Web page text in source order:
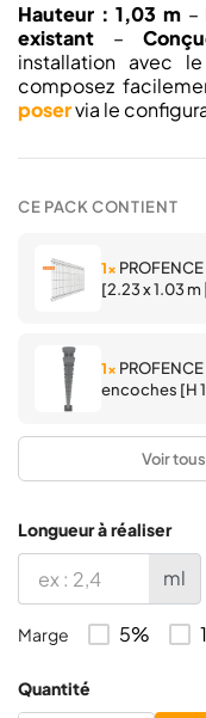
Hauteur : 1,03 m –
existant –
installation avec le
composez
poservia le
CE PACK CONTIENT
1×
[2.23 x 1.03
1×
encoches [H
Voir
Longueur à réaliser
ml
Marge 5%
Quantité